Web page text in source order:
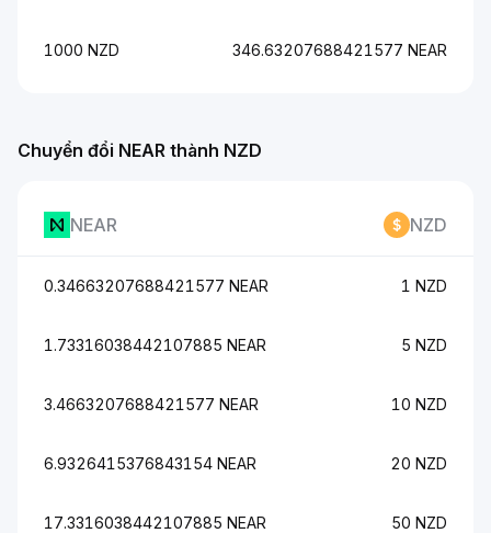
Chuyển đổi NEAR thành NZD
NEAR NZD
0.34663207688421577 NEAR 1 NZD
1.73316038442107885 NEAR 5 NZD
3.4663207688421577 NEAR 10 NZD
6.9326415376843154 NEAR 20 NZD
17.3316038442107885 NEAR 50 NZD
1000 NZD 346.63207688421577 NEAR